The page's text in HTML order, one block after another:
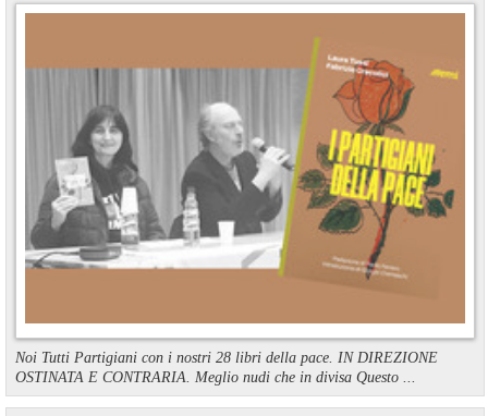
Noi Tutti Partigiani con i nostri 28 libri della pace. IN DIREZIONE
OSTINATA E CONTRARIA. Meglio nudi che in divisa Questo ...